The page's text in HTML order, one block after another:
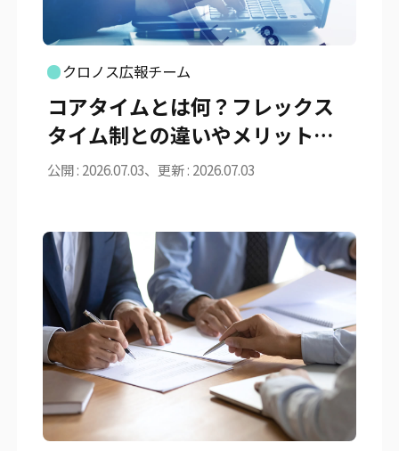
クロノス広報チーム
コアタイムとは何？フレックス
タイム制との違いやメリット・
導入手順を徹底解説
公開 : 2026.07.03、更新 : 2026.07.03